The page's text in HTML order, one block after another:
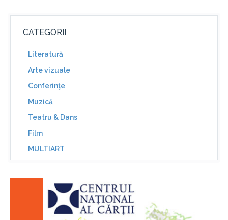
CATEGORII
Literatură
Arte vizuale
Conferinţe
Muzică
Teatru & Dans
Film
MULTIART